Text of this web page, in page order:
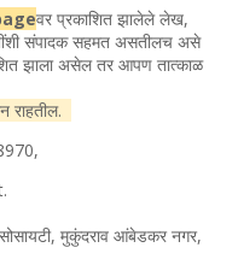
वर प्रकाशित झालेले लेख,
संपादक सहमत असतीलच असे
झाला असेल तर आपण तात्काळ
राहतील.
मुकुंदराव आंबेडकर नगर,